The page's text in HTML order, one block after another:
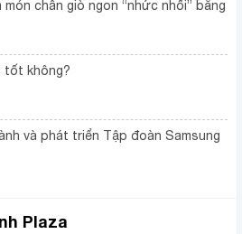
món chân giò ngon “nhức nhối” bằng
tốt không?
và phát triển Tập đoàn Samsung
Plaza